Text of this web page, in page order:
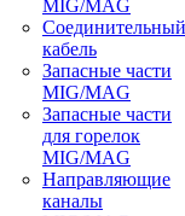
MIG/MAG
Соединительный
кабель
Запасные части
MIG/MAG
Запасные части
для горелок
MIG/MAG
Направляющие
каналы